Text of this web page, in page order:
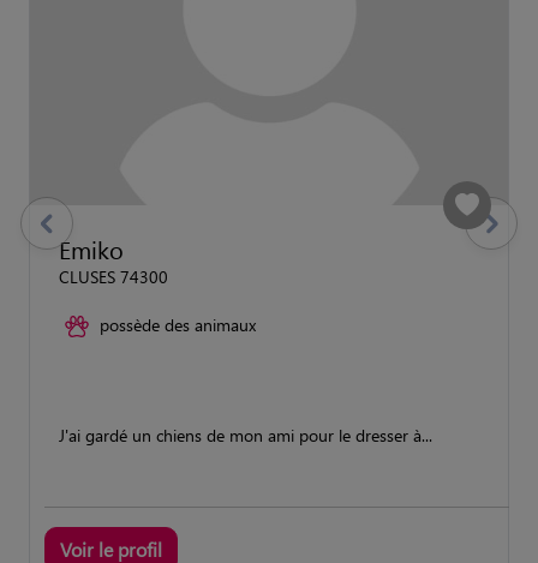
Emiko
CLUSES 74300
possède des animaux
J'ai gardé un chiens de mon ami pour le dresser à...
Voir le profil
previous Suivant